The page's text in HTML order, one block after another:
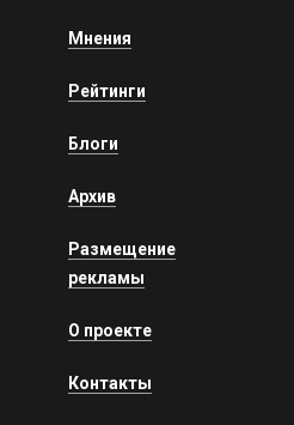
Мнения
Рейтинги
Блоги
Архив
Размещение
рекламы
О проекте
Контакты